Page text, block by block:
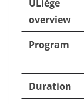
ULiège
overview
Program
Duration